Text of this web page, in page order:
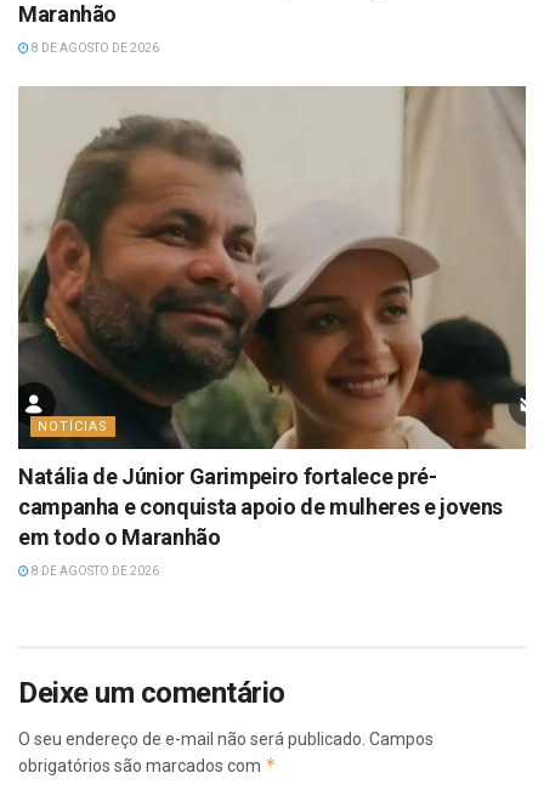
Maranhão
8 DE AGOSTO DE 2026
NOTÍCIAS
Natália de Júnior Garimpeiro fortalece pré-
campanha e conquista apoio de mulheres e jovens
em todo o Maranhão
8 DE AGOSTO DE 2026
Deixe um comentário
O seu endereço de e-mail não será publicado. Campos
obrigatórios são marcados com *